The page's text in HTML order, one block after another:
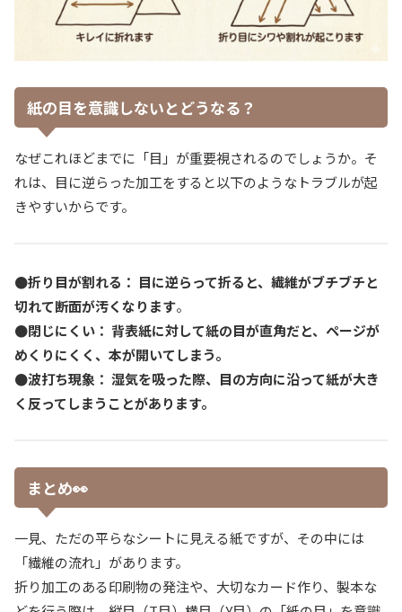
紙の目を意識しないとどうなる？
なぜこれほどまでに「目」が重要視されるのでしょうか。そ
れは、目に逆らった加工をすると以下のようなトラブルが起
きやすいからです。
●折り目が割れる： 目に逆らって折ると、繊維がブチブチと
切れて断面が汚くなります。
●閉じにくい： 背表紙に対して紙の目が直角だと、ページが
めくりにくく、本が開いてしまう。
●波打ち現象： 湿気を吸った際、目の方向に沿って紙が大き
く反ってしまうことがあります。
まとめ👀
一見、ただの平らなシートに見える紙ですが、その中には
「繊維の流れ」があります。
折り加工のある印刷物の発注や、大切なカード作り、製本な